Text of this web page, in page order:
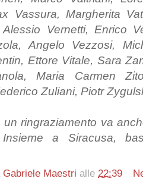
Vassura, Margherita
Alessio Vernetti, Enrico
Angelo Vezzosi,
Ettore Vitale, Sara
Maria Carmen
Zuliani, Piotr
un ringraziamento va
a Siracusa,
Gabriele Maestri alle 22:39